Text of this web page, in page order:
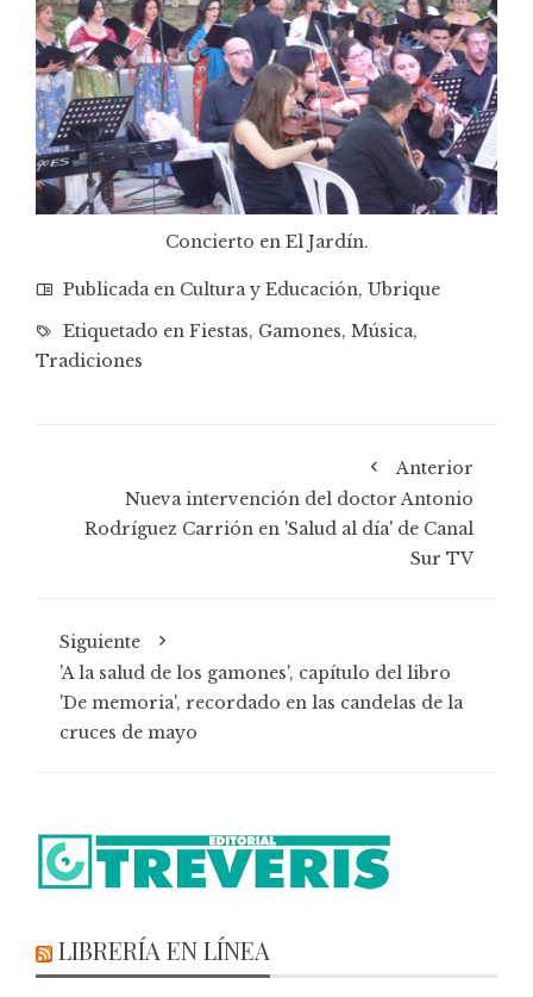
Concierto en El Jardín.
Publicada en Cultura y Educación, Ubrique
Etiquetado en Fiestas, Gamones, Música,
Tradiciones
Anterior
Nueva intervención del doctor Antonio
Rodríguez Carrión en 'Salud al día' de Canal
Sur TV
Siguiente
'A la salud de los gamones', capítulo del libro
'De memoria', recordado en las candelas de la
cruces de mayo
LIBRERÍA EN LÍNEA